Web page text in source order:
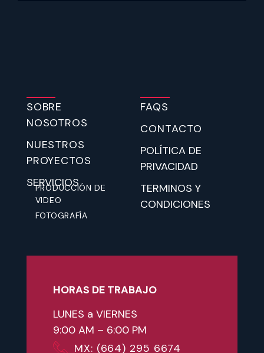
SOBRE
NOSOTROS
NUESTROS
PROYECTOS
SERVICIOS
PRODUCCIÓN DE
VIDEO
FOTOGRAFÍA
FAQS
CONTACTO
POLÍTICA DE
PRIVACIDAD
TERMINOS Y
CONDICIONES
HORAS DE TRABAJO
LUNES a VIERNES
9:00 AM – 6:00 PM
MX: (664) 295 6674